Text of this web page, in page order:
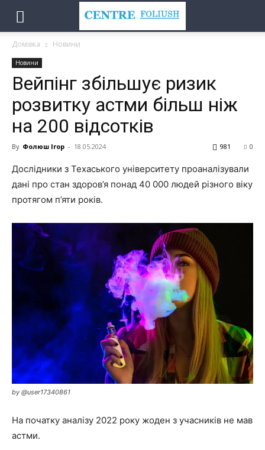
Домівка Новини
Новини
Вейпінг збільшує ризик
розвитку астми більш ніж
на 200 відсотків
By Фолюш Ігор - 18.05.2024 0
981
Дослідники з Техаського університету проаналізували
дані про стан здоров’я понад 40 000 людей різного віку
протягом п’яти років.
by @user17340861
На початку аналізу 2022 року жоден з учасників не мав
астми.